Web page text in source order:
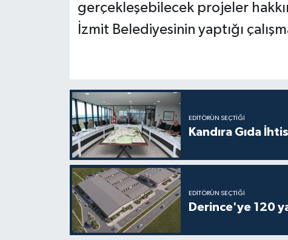
gerçekleşebilecek projeler
İzmit Belediyesinin yaptığı
EDITÖRÜN SEÇTIĞI
Kandıra Gıda
EDITÖRÜN SEÇTIĞI
Derince'ye 120